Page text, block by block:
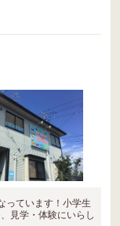
っています！小学生
見学・体験にいらし